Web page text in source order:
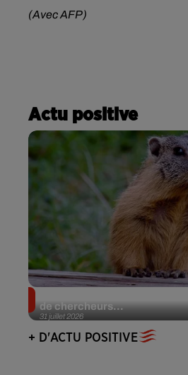
(Avec AFP)
Actu positive
31 juillet 2026
de chercheurs...
+ D'ACTU POSITIVE